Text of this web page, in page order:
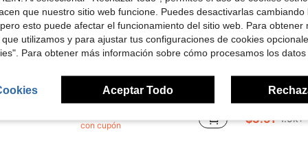
gráfico de dibujos animados, camiseta de manga corta estilo Harajuku, sudaderas, camisetas de cuello
16
Mystra
Camiseta ajustada de mujer de cuello redondo de manga larga con pliegues en unicolor, adecuada para las temporadas de verano, otoño/invierno y primavera casual
con cupón
-55% Camiseta de mujer con
#10 Más
$3.51 1.5k+
que nuestro sitio web funcione. Puedes desactivarlas cambiando
esto puede afectar el funcionamiento del sitio web. Para obtener
utilizamos y para ajustar tus configuraciones de cookies
Para obtener más información sobre cómo procesamos los datos
Aceptar Todo